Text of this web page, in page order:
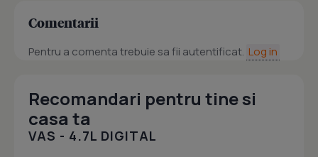
Comentarii
Pentru a comenta trebuie sa fii autentificat. Log in
Recomandari pentru tine si
casa ta
VAS - 4.7L DIGITAL